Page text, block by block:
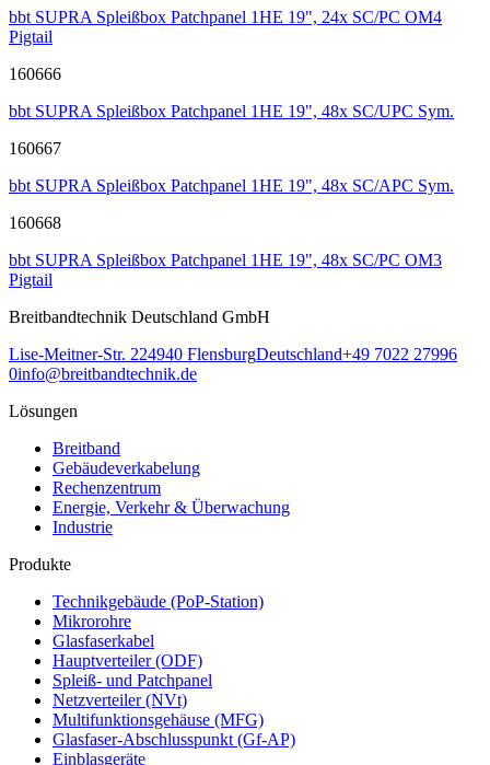
bbt SUPRA Spleißbox Patchpanel 1HE 19", 24x SC/PC OM4
Pigtail
160666
bbt SUPRA Spleißbox Patchpanel 1HE 19", 48x SC/UPC Sym.
160667
bbt SUPRA Spleißbox Patchpanel 1HE 19", 48x SC/APC Sym.
160668
bbt SUPRA Spleißbox Patchpanel 1HE 19", 48x SC/PC OM3
Pigtail
Breitbandtechnik Deutschland GmbH
Lise-Meitner-Str. 224940 FlensburgDeutschland+49 7022 27996
0info@breitbandtechnik.de
Lösungen
Breitband
Gebäudeverkabelung
Rechenzentrum
Energie, Verkehr & Überwachung
Industrie
Produkte
Technikgebäude (PoP-Station)
Mikrorohre
Glasfaserkabel
Hauptverteiler (ODF)
Spleiß- und Patchpanel
Netzverteiler (NVt)
Multifunktionsgehäuse (MFG)
Glasfaser-Abschlusspunkt (Gf-AP)
Einblasgeräte